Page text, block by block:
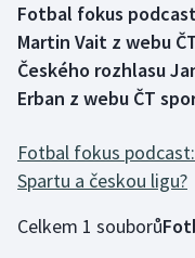
Futsal
Golf
Házená
Jezdectví
Fotbal fokus
Martin Vait z webu
Českého rozhlasu
Erban z webu ČT
Fotbal fokus
Spartu a českou ligu?
Celkem 1 souborů